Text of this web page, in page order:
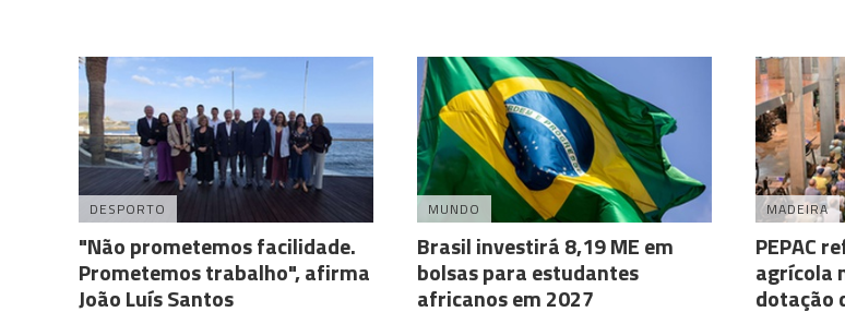
DESPORTO
"Não prometemos facilidade.
Prometemos trabalho", afirma
João Luís Santos
MUNDO
Brasil investirá 8,19 ME em
bolsas para estudantes
africanos em 2027
MADEIRA
PEPAC
agrícola
dotação